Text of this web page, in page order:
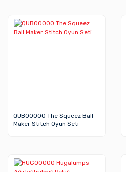
QUB00000 The Squeez Ball
Maker Stitch Oyun Seti